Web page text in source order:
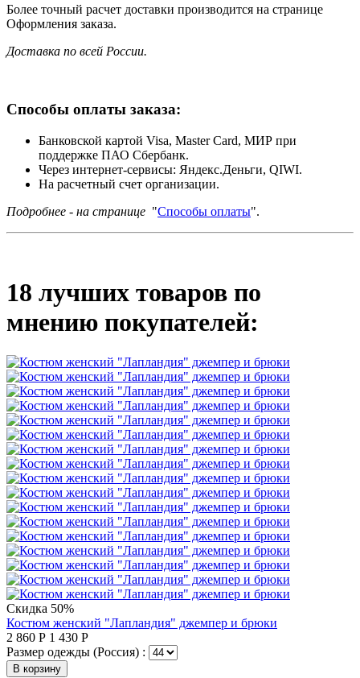
Более точный расчет доставки производится на странице
Оформления заказа.
Доставка по всей России.
Способы оплаты заказа:
Банковской картой Visa, Master Card, МИР при
поддержке ПАО Сбербанк.
Через интернет-сервисы: Яндекс.Деньги, QIWI.
На расчетный счет организации.
Подробнее - на странице "Способы оплаты".
18 лучших товаров по
мнению покупателей:
Скидка 50%
Костюм женский "Лапландия" джемпер и брюки
2 860 Р 1 430 Р
Размер одежды (Россия) :
В корзину